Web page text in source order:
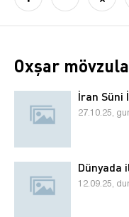
Oxşar
İran Süni
27.10.25,
Dünyada
12.09.25,